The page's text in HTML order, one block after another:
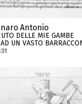
Antonio
DELLE MIE GAMBE
UN VASTO